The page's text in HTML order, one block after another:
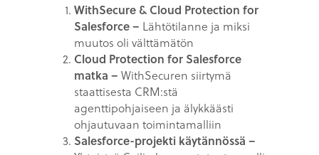
WithSecure & Cloud Protection for
Salesforce – Lähtötilanne ja miksi
muutos oli välttämätön
Cloud Protection for Salesforce
matka – WithSecuren siirtymä
staattisesta CRM:stä
agenttipohjaiseen ja älykkäästi
ohjautuvaan toimintamalliin
Salesforce-projekti käytännössä –